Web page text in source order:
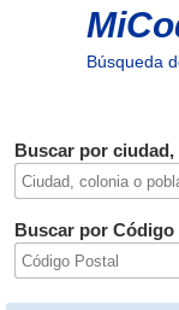
Búsqueda
Buscar por
Buscar por Código